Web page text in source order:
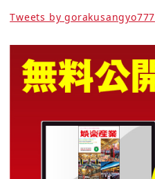
Tweets by gorakusangyo777